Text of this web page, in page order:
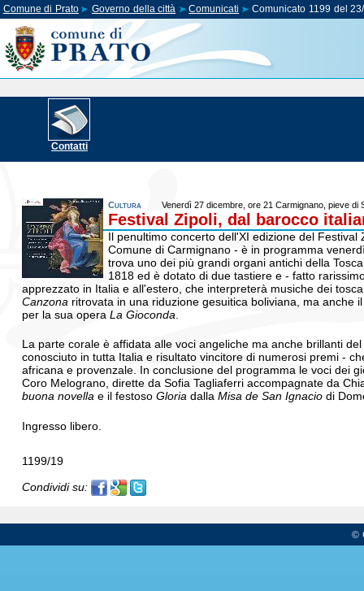
Comune di Prato Governo della città Comunicati Comunicato 1199 del
Contatti
Cultura Venerdì 27 dicembre, ore 21 Carmignano, pieve di
Festival Zipoli, dal barocco
Il penultimo concerto dell'XI edizione del
Comune di Carmignano - è in programma
trova uno dei più grandi organi antichi della
1818 ed è dotato di due tastiere e - fatto
apprezzato in Italia e all'estero, che interpreterà musiche dei
Canzona ritrovata in una riduzione gesuitica boliviana, ma anche
per la sua operaLa Gioconda
La parte corale è affidata alle voci angeliche ma anche brillanti
conosciuto in tutta Italia e risultato vincitore di numerosi premi -
africana e provenzale. In conclusione del programma le voci dei
Coro Melograno, dirette da Sofia Tagliaferri accompagnate da
buona novella e il festosoGloria dallaMisa de San Ignacio di
Ingresso libero.
1199/19
Condividi su:
©